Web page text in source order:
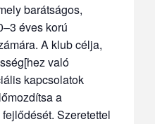
barátságos,
éves korú
A klub célja,
való
kapcsolatok
a
Szeretettel